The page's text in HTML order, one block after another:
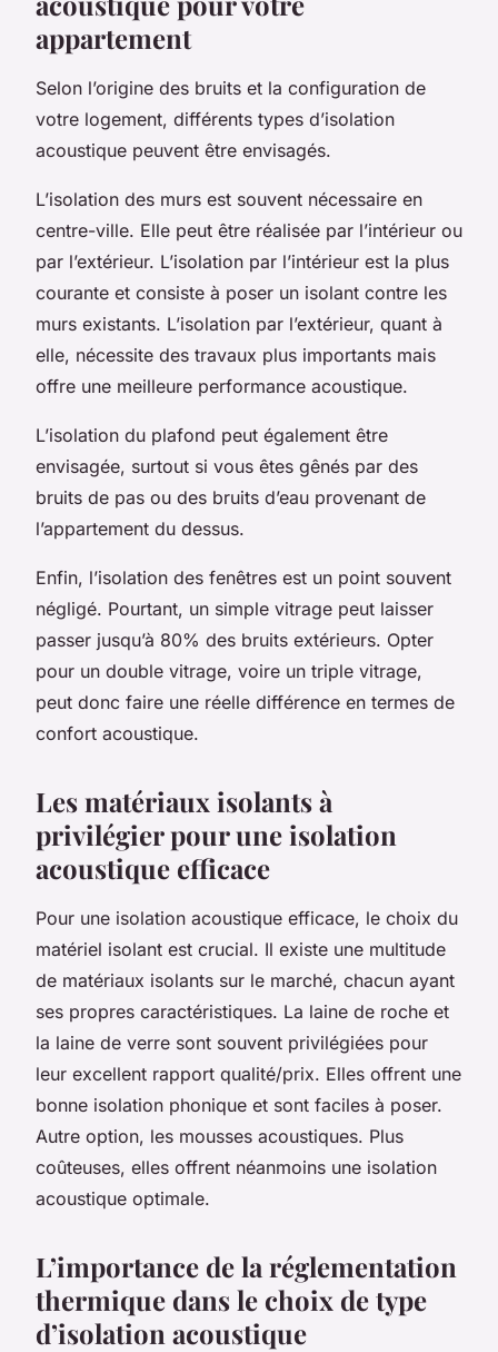
appartement
Selon l’origine des bruits et la configuration de
votre logement, différents types d’isolation
acoustique peuvent être envisagés.
L’isolation des murs est souvent nécessaire en
centre-ville. Elle peut être réalisée par l’intérieur ou
par l’extérieur. L’isolation par l’intérieur est la plus
courante et consiste à poser un isolant contre les
murs existants. L’isolation par l’extérieur, quant à
elle, nécessite des travaux plus importants mais
offre une meilleure performance acoustique.
L’isolation du plafond peut également être
envisagée, surtout si vous êtes gênés par des
bruits de pas ou des bruits d’eau provenant de
l’appartement du dessus.
Enfin, l’isolation des fenêtres est un point souvent
négligé. Pourtant, un simple vitrage peut laisser
passer jusqu’à 80% des bruits extérieurs. Opter
pour un double vitrage, voire un triple vitrage,
peut donc faire une réelle différence en termes de
confort acoustique.
Les matériaux isolants à
privilégier pour une isolation
acoustique efficace
Pour une isolation acoustique efficace, le choix du
matériel isolant est crucial. Il existe une multitude
de matériaux isolants sur le marché, chacun ayant
ses propres caractéristiques. La laine de roche et
la laine de verre sont souvent privilégiées pour
leur excellent rapport qualité/prix. Elles offrent une
bonne isolation phonique et sont faciles à poser.
Autre option, les mousses acoustiques. Plus
coûteuses, elles offrent néanmoins une isolation
acoustique optimale.
L’importance de la réglementation
thermique dans le choix de type
d’isolation acoustique